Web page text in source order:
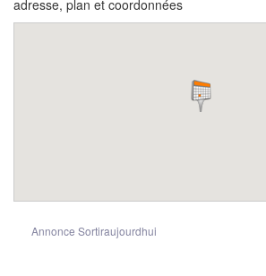
adresse, plan et coordonnées
Annonce Sortiraujourdhui